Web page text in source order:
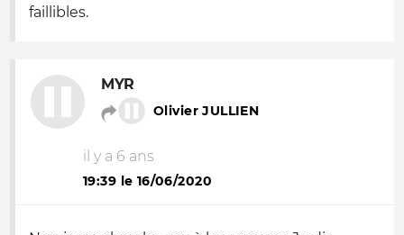
faillibles.
MYR
Olivier JULLIEN
il y a 6 ans
19:39 le 16/06/2020